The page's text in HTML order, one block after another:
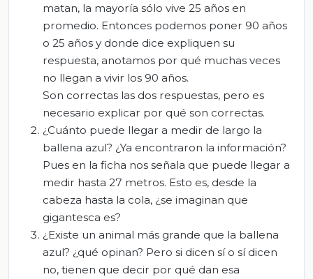
matan, la mayoría sólo vive 25 años en
promedio. Entonces podemos poner 90 años
o 25 años y donde dice expliquen su
respuesta, anotamos por qué muchas veces
no llegan a vivir los 90 años.
Son correctas las dos respuestas, pero es
necesario explicar por qué son correctas.
¿Cuánto puede llegar a medir de largo la
ballena azul? ¿Ya encontraron la información?
Pues en la ficha nos señala que puede llegar a
medir hasta 27 metros. Esto es, desde la
cabeza hasta la cola, ¿se imaginan que
gigantesca es?
¿Existe un animal más grande que la ballena
azul? ¿qué opinan? Pero si dicen sí o sí dicen
no, tienen que decir por qué dan esa